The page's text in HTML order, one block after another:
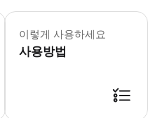
수상 스쿠터 이용이 포함된 가이드 다
이렇게 사용하세요
사용방법